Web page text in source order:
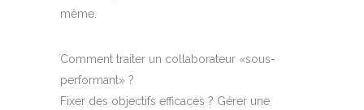
même.
Comment traiter un collaborateur «sous-
performant» ?
Fixer des objectifs efficaces ? Gérer une